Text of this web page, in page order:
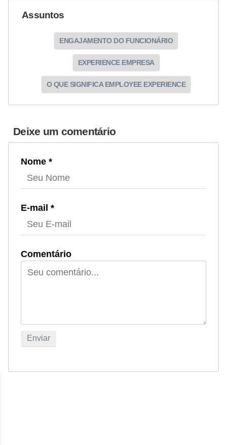
Assuntos
ENGAJAMENTO DO FUNCIONÁRIO
EXPERIENCE EMPRESA
O QUE SIGNIFICA EMPLOYEE EXPERIENCE
Deixe um comentário
Nome *
E-mail *
Comentário